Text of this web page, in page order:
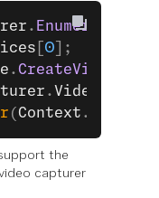
.
0 ];
.
.
( Context .
the
capturer